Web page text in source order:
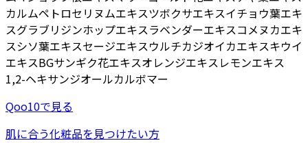
カルムペトロセリヌムエキスツボクサエキスイチョウ葉エキ
スグラブリジンホップエキスラベンダーエキスコメヌカエキ
スシソ葉エキスセージエキスウルチカジオイカエキスキウイ
エキスBGサンギク花エキスオレンジエキスレモンエキス
1,2-ヘキサンジオールカルボマー
Qoo10で見る
肌に合う化粧品を見つけたい方